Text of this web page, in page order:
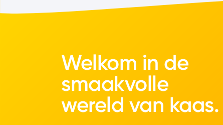
Welkom in de
smaakvolle
wereld van kaas.